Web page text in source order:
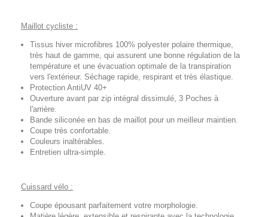
Maillot cycliste :
Tissus hiver microfibres 100% polyester polaire thermique,
très haut de gamme, qui assurent une bonne régulation de la
température et une évacuation optimale de la transpiration
vers l'extérieur. Séchage rapide, respirant et très élastique.
Protection AntiUV 40+
Ouverture avant par zip intégral dissimulé, 3 Poches à
l'arrière.
Bande siliconée en bas de maillot pour un meilleur maintien.
Coupe très confortable.
Couleurs inaltérables.
Entretien ultra-simple.
Cuissard vélo :
Coupe épousant parfaitement votre morphologie.